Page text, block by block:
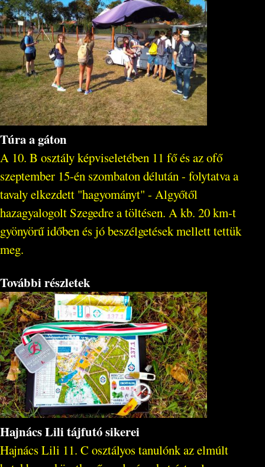
Túra a gáton
A 10. B osztály képviseletében 11 fő és az ofő
szeptember 15-én szombaton délután - folytatva a
tavaly elkezdett "hagyományt" - Algyőtől
hazagyalogolt Szegedre a töltésen. A kb. 20 km-t
gyönyörű időben és jó beszélgetések mellett tettük
meg.
További részletek
Hajnács Lili tájfutó sikerei
Hajnács Lili 11. C osztályos tanulónk az elmúlt